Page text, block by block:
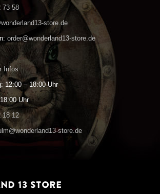
73 58
store.de
order@wonderland13-store.de
Infos
12:00 – 18:00 Uhr
Uhr
18 12
store.de
13 STORE